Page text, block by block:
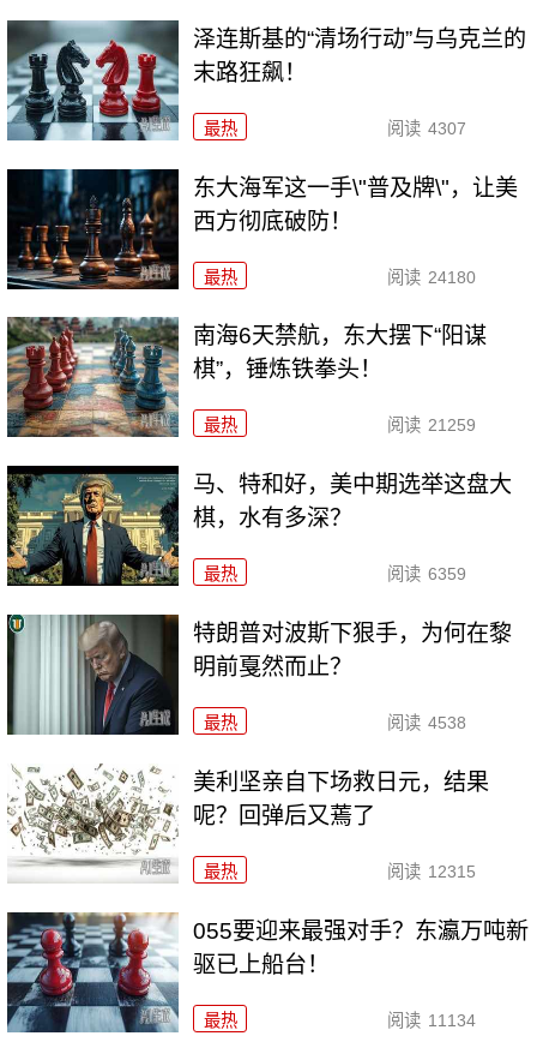
泽连斯基的“清场行动”与乌克兰的
末路狂飙！
最热 阅读 4307
东大海军这一手\"普及牌\"，让美
西方彻底破防！
最热 阅读 24180
南海6天禁航，东大摆下“阳谋
棋”，锤炼铁拳头！
最热 阅读 21259
马、特和好，美中期选举这盘大
棋，水有多深？
最热 阅读 6359
特朗普对波斯下狠手，为何在黎
明前戛然而止？
最热 阅读 4538
美利坚亲自下场救日元，结果
呢？回弹后又蔫了
最热 阅读 12315
055要迎来最强对手？东瀛万吨新
驱已上船台！
最热 阅读 11134